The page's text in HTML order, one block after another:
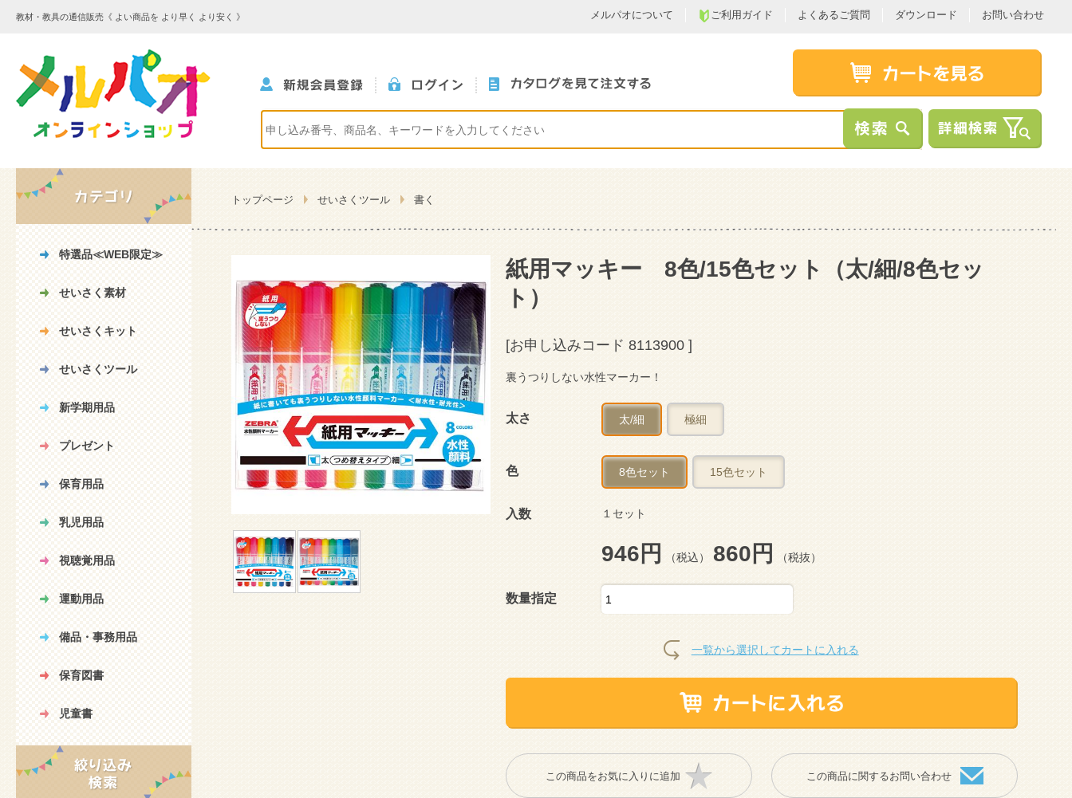
教材・教具の通信販売《 よい商品を より早く より安く 》 メルパオについて ご利用ガイド よくあるご質問 ダウンロード お問い合わせ
特選品≪WEB限定≫
せいさく素材
せいさくキット
せいさくツール
新学期用品
プレゼント
保育用品
乳児用品
視聴覚用品
運動用品
備品・事務用品
保育図書
児童書
トップページ せいさくツール 書く
紙用マッキー 8色/15色セット
（太/細/8色セッ
ト）
[お申し込みコード8113900 ]
裏うつりしない水性マーカー！
太さ 太/細 極細
色 8色セット 15色セット
入数 １セット
946円 （税込） 860円 （税抜）
数量指定
一覧から選択してカートに入れる
この商品をお気に入りに追加 この商品に関するお問い合わせ